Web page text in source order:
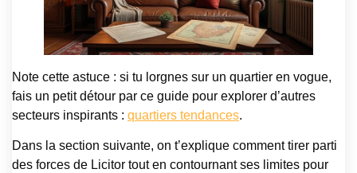
Note cette astuce : si tu lorgnes sur un quartier en vogue,
fais un petit détour par ce guide pour explorer d’autres
secteurs inspirants : quartiers tendances.
Dans la section suivante, on t’explique comment tirer parti
des forces de Licitor tout en contournant ses limites pour